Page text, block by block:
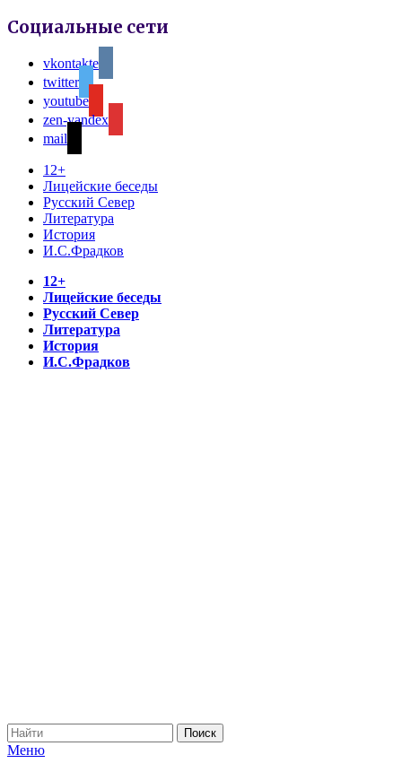
Социальные сети
vkontakte
twitter
youtube
zen-yandex
mail
12+
Лицейские беседы
Русский Север
Литература
История
И.С.Фрадков
12+
Лицейские беседы
Русский Север
Литература
История
И.С.Фрадков
Меню